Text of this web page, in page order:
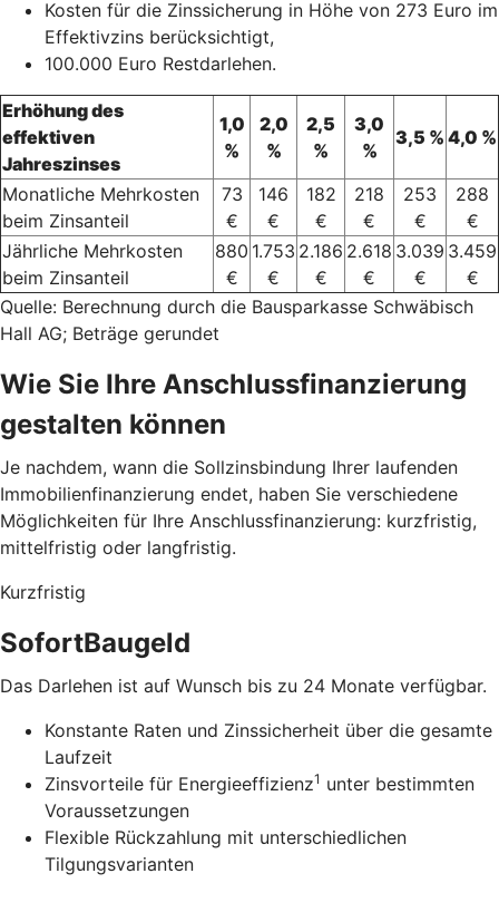
Kosten für die Zinssicherung in Höhe von 273 Euro im
Effektivzins berücksichtigt,
100.000 Euro Restdarlehen.
Erhöhung des
effektiven
Jahreszinses
1,0
%
2,0
%
2,5
%
3,0
%
3,5 % 4,0 %
Monatliche Mehrkosten
beim Zinsanteil
73
€
146
€
182
€
218
€
253
€
288
€
Jährliche Mehrkosten
beim Zinsanteil
880
€
1.753
€
2.186
€
2.618
€
3.039
€
3.459
€
Quelle: Berechnung durch die Bausparkasse Schwäbisch
Hall AG; Beträge gerundet
Wie Sie Ihre Anschlussfinanzierung
gestalten können
Je nachdem, wann die Sollzinsbindung Ihrer laufenden
Immobilienfinanzierung endet, haben Sie verschiedene
Möglichkeiten für Ihre Anschlussfinanzierung: kurzfristig,
mittelfristig oder langfristig.
Kurzfristig
SofortBaugeld
Das Darlehen ist auf Wunsch bis zu 24 Monate verfügbar.
Konstante Raten und Zinssicherheit über die gesamte
Laufzeit
Zinsvorteile für Energieeffizienz1 unter bestimmten
Voraussetzungen
Flexible Rückzahlung mit unterschiedlichen
Tilgungsvarianten